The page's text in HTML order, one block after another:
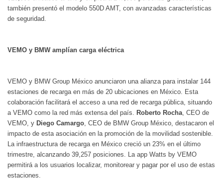
también presentó el modelo 550D AMT, con avanzadas características
de seguridad.
VEMO y BMW amplían carga eléctrica
VEMO y BMW Group México anunciaron una alianza para instalar 144
estaciones de recarga en más de 20 ubicaciones en México. Esta
colaboración facilitará el acceso a una red de recarga pública, situando
a VEMO como la red más extensa del país. Roberto Rocha , CEO de
VEMO, y Diego Camargo , CEO de BMW Group México, destacaron el
impacto de esta asociación en la promoción de la movilidad sostenible.
La infraestructura de recarga en México creció un 23% en el último
trimestre, alcanzando 39,257 posiciones. La app Watts by VEMO
permitirá a los usuarios localizar, monitorear y pagar por el uso de estas
estaciones.